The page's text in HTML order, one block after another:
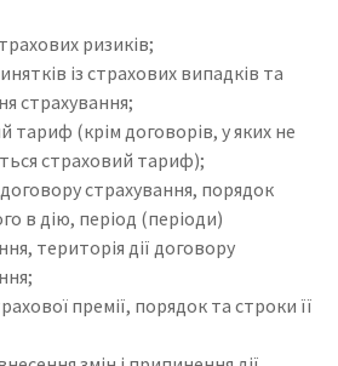
ризиків;
із страхових випадків та
страхування;
тариф (крім договорів, у яких не
страховий тариф);
договору страхування, порядок
в дію, період (періоди)
територія дії договору
премії, порядок та строки її